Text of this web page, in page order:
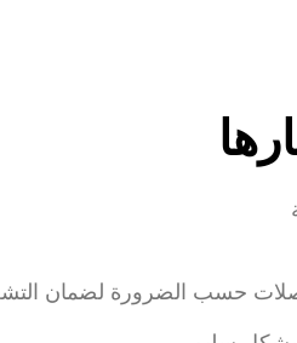
حسب الضرورة لضمان